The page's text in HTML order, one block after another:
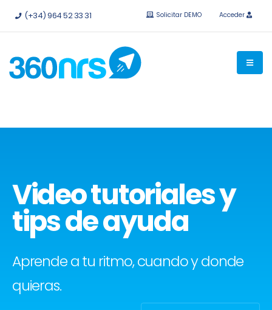
Pruébalo gratis sin compromiso. API e integraciones
(+34) 964 52 33 31 Solicitar DEMO Acceder
Video tutoriales y
tips de ayuda
Aprende a tu ritmo, cuando y donde
quieras.